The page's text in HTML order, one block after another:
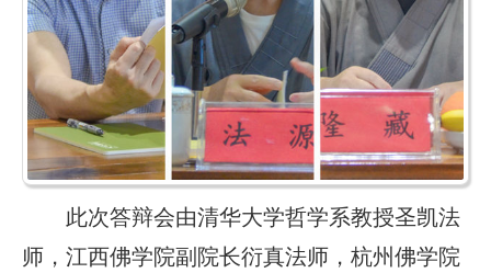
此次答辩会由清华大学哲学系教授圣凯法
师，江西佛学院副院长衍真法师，杭州佛学院